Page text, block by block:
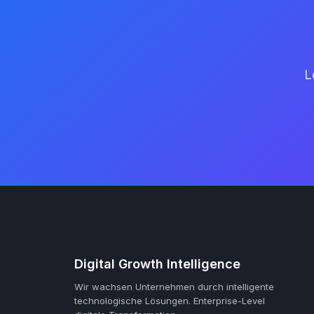
Digital Growth Intelligence
Wir wachsen Unternehmen durch intelligente
technologische Lösungen. Enterprise-Level